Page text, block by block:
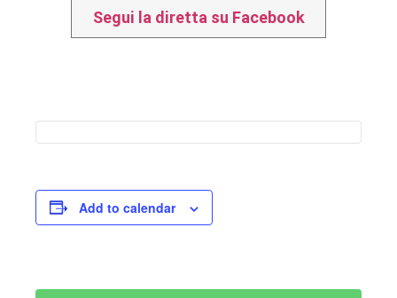
Segui la diretta su Facebook
Add to calendar